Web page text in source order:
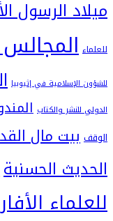
الرسول الأكرم
في إثيوبيا
والكتاب المندوبية
مال القدس
الحسنية
الأفارقة